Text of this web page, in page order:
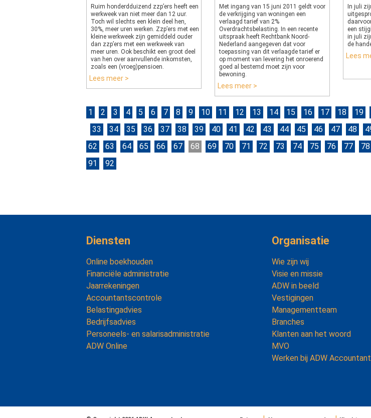
Ruim honderdduizend zzp’ers heeft een
werkweek van niet meer dan 12 uur.
Toch wil slechts een klein deel hen,
30%, meer uren werken. Zzp’ers met een
kleine werkweek zijn gemiddeld ouder
dan zzp’ers met een werkweek van
meer uren. Ook beschikt een groot deel
van hen over aanvullende inkomsten,
zoals een (vroeg)pensioen.
Lees meer >
Met ingang van 15 juni 2011 geldt voor
de verkrijging van woningen een
verlaagd tarief van 2%
Overdrachtsbelasting. In een recente
uitspraak heeft Rechtbank Noord-
Nederland aangegeven dat voor
toepassing van dit verlaagde tarief er
op moment van levering het onroerend
goed al bestemd moet zijn voor
bewoning.
Lees meer >
In juli
een
in juli
de
Lees
1 2 3 4 5 6 7 8 9 10 11 12 13 14 15 16 17 18 19
33
34 35 36 37 38 39 40 41 42 43 44 45 46 47 48
62
63 64 65 66 67 68 69 70 71 72 73 74 75 76 77 78
91
92
Diensten
Online boekhouden
Financiële administratie
Jaarrekeningen
Accountantscontrole
Belastingadvies
Bedrijfsadvies
Personeels- en salarisadministratie
ADW Online
Organisatie
Wie zijn wij
Visie en missie
ADW in beeld
Vestigingen
Managementteam
Branches
Klanten aan het woord
MVO
Werken bij ADW